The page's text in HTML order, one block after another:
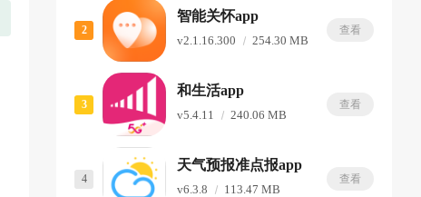
2 查看
智能关怀app
v2.1.16.300 254.30 MB
3 查看
和生活app
v5.4.11 240.06 MB
4 查看
天气预报准点报app
v6.3.8 113.47 MB